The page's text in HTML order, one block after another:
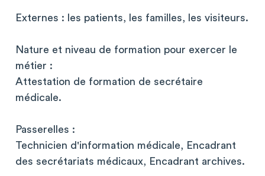
Externes : les patients, les familles, les visiteurs.
Nature et niveau de formation pour exercer le
métier :
Attestation de formation de secrétaire
médicale.
Passerelles :
Technicien d'information médicale, Encadrant
des secrétariats médicaux, Encadrant archives.